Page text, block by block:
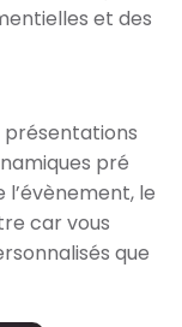
et des
pré
le
car vous
que